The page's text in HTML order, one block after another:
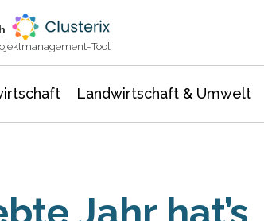
Tool
Landwirtschaft & Umwelt
Jahr hat’s